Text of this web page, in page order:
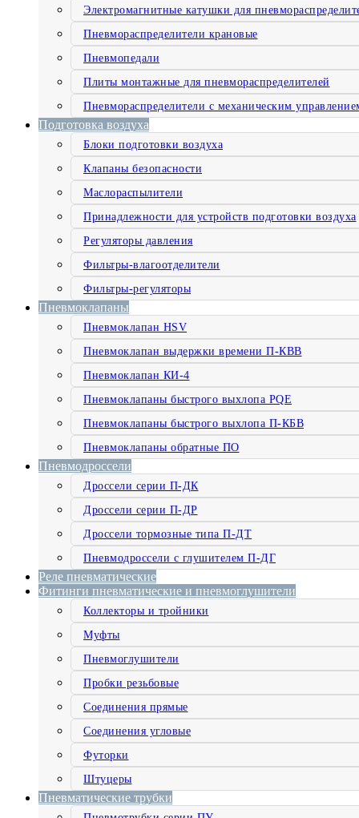
Электромагнитные катушки для
Пневмораспределители крановые
Пневмопедали
Плиты монтажные для пневмораспределителей
Пневмораспределители с механическим
Подготовка воздуха
Блоки подготовки воздуха
Клапаны безопасности
Маслораспылители
Принадлежности для устройств подготовки воздуха
Регуляторы давления
Фильтры-влагоотделители
Фильтры-регуляторы
Пневмоклапаны
Пневмоклапан HSV
Пневмоклапан выдержки времени П-КВВ
Пневмоклапан КИ-4
Пневмоклапаны быстрого выхлопа PQE
Пневмоклапаны быстрого выхлопа П-КБВ
Пневмоклапаны обратные ПО
Пневмодроссели
Дроссели серии П-ДК
Дроссели серии П-ДР
Дроссели тормозные типа П-ДТ
Пневмодроссели с глушителем П-ДГ
Реле пневматические
Фитинги пневматические и пневмоглушители
Коллекторы и тройники
Муфты
Пневмоглушители
Пробки резьбовые
Соединения прямые
Соединения угловые
Футорки
Штуцеры
Пневматические трубки